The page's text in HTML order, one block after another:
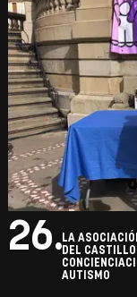
24.LA
DEL
AUTISMO